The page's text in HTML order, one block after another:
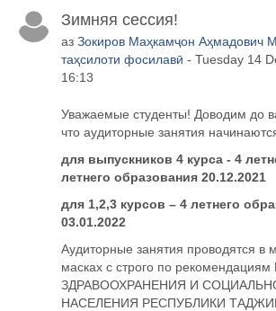
Зимняя сессия!
аз Зокиров Маҳкамҷон Аҳмадович
таҳсилоти фосилавӣ - Tuesday 14
16:13
Уважаемые студенты! Доводим до
что аудиторные занятия
для выпускников 4 курса - 4
летнего образования 20.12.2021
для 1,2,3 курсов – 4 летнего
03.01.2022
Аудиторные занятия проводятся в
масках с строго по
ЗДРАВООХРАНЕНИЯ И
НАСЕЛЕНИЯ РЕСПУБЛИКИ